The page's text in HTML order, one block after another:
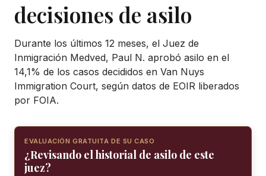
decisiones de asilo
Durante los últimos 12 meses, el Juez de
Inmigración Medved, Paul N. aprobó asilo en el
14,1% de los casos decididos en Van Nuys
Immigration Court, según datos de EOIR liberados
por FOIA.
EVALUACIÓN GRATUITA DE SU CASO
¿Revisando el historial de asilo de este
juez?